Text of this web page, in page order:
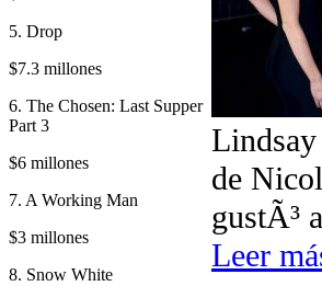
5. Drop
$7.3 millones
6. The Chosen: Last Supper
Part 3
$6 millones
7. A Working Man
$3 millones
8. Snow White
Lindsay
de
gustÃ³
Leer